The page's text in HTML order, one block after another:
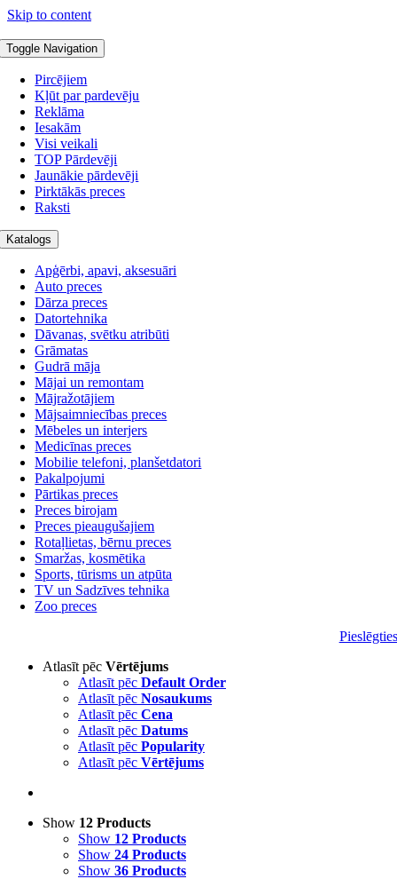
Skip to content
Toggle Navigation
Pircējiem
Kļūt par pardevēju
Reklāma
Iesakām
Visi veikali
TOP Pārdevēji
Jaunākie pārdevēji
Pirktākās preces
Raksti
Katalogs
Apģērbi, apavi, aksesuāri
Auto preces
Dārza preces
Datortehnika
Dāvanas, svētku atribūti
Grāmatas
Gudrā māja
Mājai un remontam
Mājražotājiem
Mājsaimniecības preces
Mēbeles un interjers
Medicīnas preces
Mobilie telefoni, planšetdatori
Pakalpojumi
Pārtikas preces
Preces birojam
Preces pieaugušajiem
Rotaļlietas, bērnu preces
Smaržas, kosmētika
Sports, tūrisms un atpūta
TV un Sadzīves tehnika
Zoo preces
Pieslēgties
Atlasīt pēc Vērtējums
Atlasīt pēc Default Order
Atlasīt pēc Nosaukums
Atlasīt pēc Cena
Atlasīt pēc Datums
Atlasīt pēc Popularity
Atlasīt pēc Vērtējums
Show 12 Products
Show 12 Products
Show 24 Products
Show 36 Products